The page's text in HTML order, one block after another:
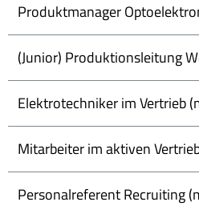
Produktmanager
(Junior) Produktionsleitung
Elektrotechniker im Vertrieb
Mitarbeiter im aktiven
Personalreferent Recruiting